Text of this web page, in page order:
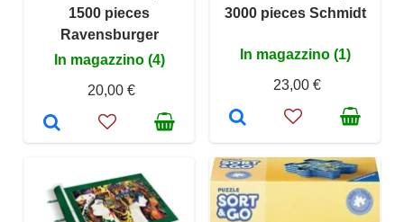
1500 pieces
Ravensburger
In magazzino (4)
20,00 €
3000 pieces Schmidt
In magazzino (1)
23,00 €